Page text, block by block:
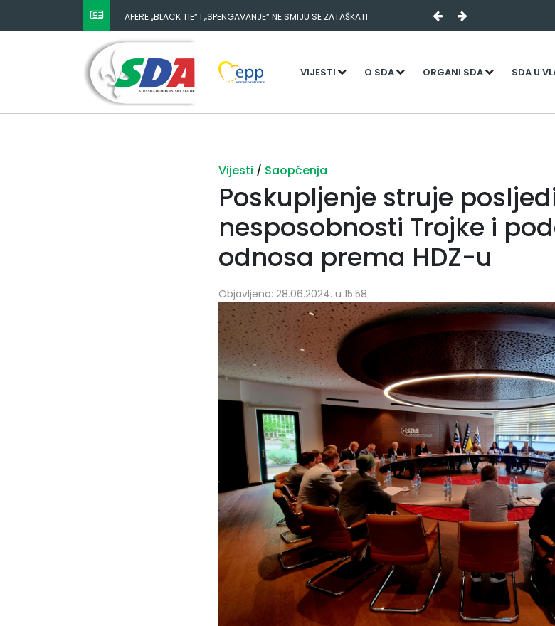
AFERE „BLACK TIE“ I „SPENGAVANJE“ NE SMIJU SE ZATAŠKATI
VIJESTI O SDA ORGANI SDA SDA U
Vijesti / Saopćenja
Poskupljenje struje
nesposobnosti Trojke i
odnosa prema HDZ-u
Objavljeno: 28.06.2024. u 15:58